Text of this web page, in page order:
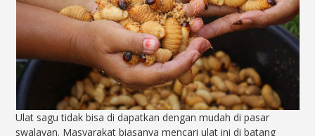
Ulat sagu tidak bisa di dapatkan dengan mudah di pasar
swalayan. Masyarakat biasanya mencari ulat ini di batang